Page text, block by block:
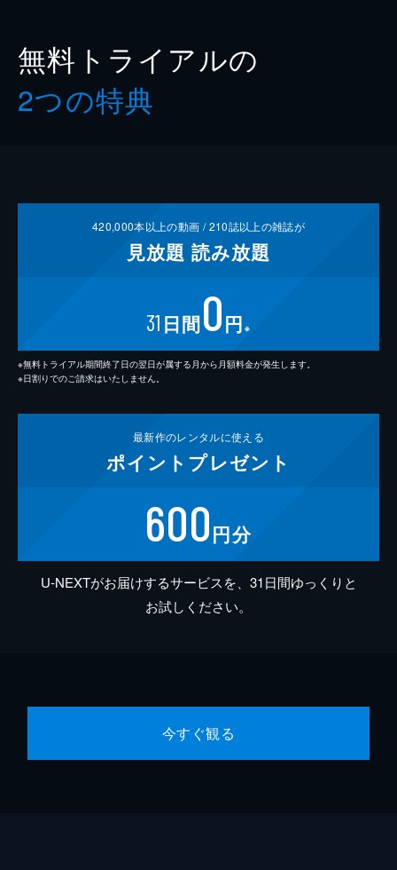
無料トライアルの
2つの特典
420,000本以上の動画 /210誌以上の雑誌が
見放題 読み放題
31 日間0円 ※
※無料トライアル期間終了日の翌日が属する月から月額料金が発生します。
※日割りでのご請求はいたしません。
最新作のレンタルに使える
ポイント プレゼント
600円分
U-NEXTがお届けするサービスを、31日間ゆっくりと
お試しください。
今すぐ観る